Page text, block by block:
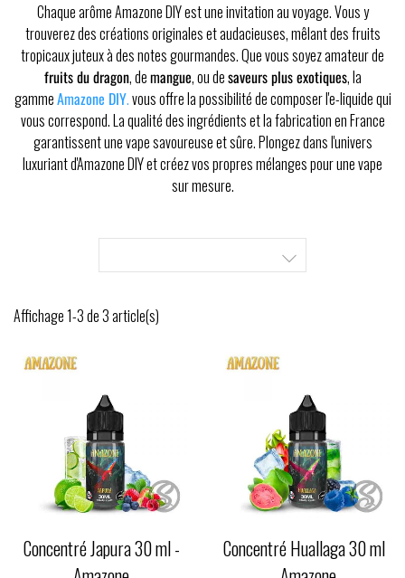
Chaque arôme Amazone DIY est une invitation au voyage. Vous y
trouverez des créations originales et audacieuses, mêlant des fruits
tropicaux juteux à des notes gourmandes. Que vous soyez amateur de
fruits du dragon, demangue, ou desaveurs plus exotiques, la
gammeAmazone DIY.vous offre la possibilité de composer l'e-liquide qui
vous correspond. La qualité des ingrédients et la fabrication en France
garantissent une vape savoureuse et sûre. Plongez dans l'univers
luxuriant d'Amazone DIY et créez vos propres mélanges pour une vape
sur mesure.

Affichage 1-3 de 3 article(s)
Concentré Japura 30 ml -
Concentré Huallaga 30 ml